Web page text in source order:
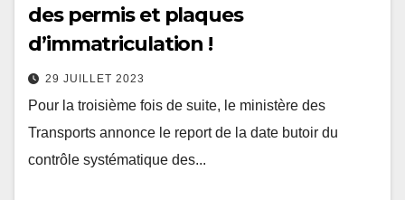
des permis et plaques
d’immatriculation !
29 JUILLET 2023
Pour la troisième fois de suite, le ministère des
Transports annonce le report de la date butoir du
contrôle systématique des...